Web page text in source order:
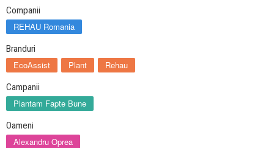
Companii
REHAU Romania
Branduri
EcoAssist Plant Rehau
Campanii
Plantam Fapte Bune
Oameni
Alexandru Oprea